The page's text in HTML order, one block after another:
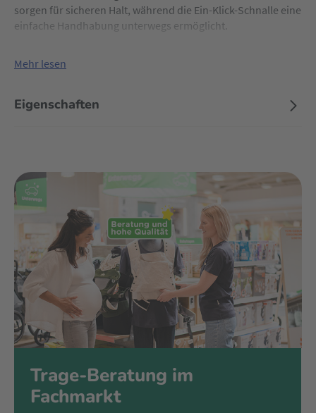
sorgen für sicheren Halt, während die Ein-Klick-Schnalle eine
einfache Handhabung unterwegs ermöglicht.
Mehr lesen
Eigenschaften
Trage-Beratung im
Fachmarkt